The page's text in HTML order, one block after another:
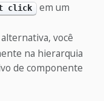
click
em um
você
na hierarquia
de componente